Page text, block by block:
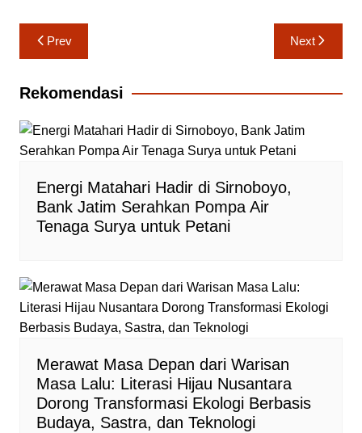
Navigasi
pos
Prev Next
Rekomendasi
Energi Matahari Hadir di Sirnoboyo,
Bank Jatim Serahkan Pompa Air
Tenaga Surya untuk Petani
Merawat Masa Depan dari Warisan
Masa Lalu: Literasi Hijau Nusantara
Dorong Transformasi Ekologi Berbasis
Budaya, Sastra, dan Teknologi